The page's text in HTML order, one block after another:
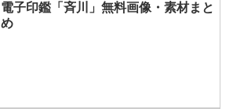
電子印鑑「斉川」無料画像・素材まと
め